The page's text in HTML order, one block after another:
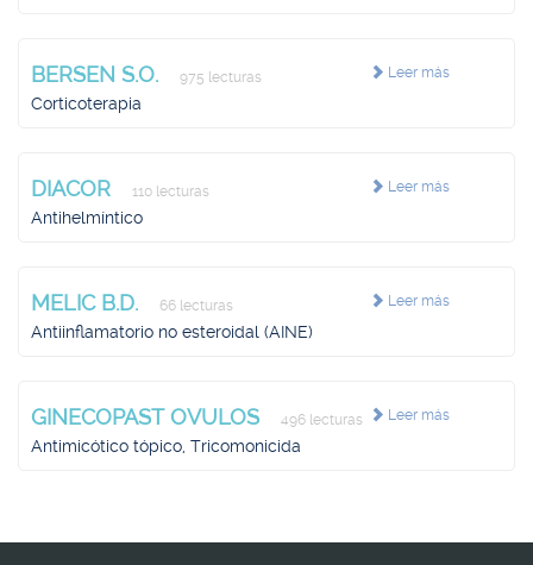
Leer más
BERSEN S.O. 975 lecturas
Corticoterapia
Leer más
DIACOR 110 lecturas
Antihelmíntico
Leer más
MELIC B.D. 66 lecturas
Antiinflamatorio no esteroidal (AINE)
Leer más
GINECOPAST OVULOS 496 lecturas
Antimicótico tópico, Tricomonicida